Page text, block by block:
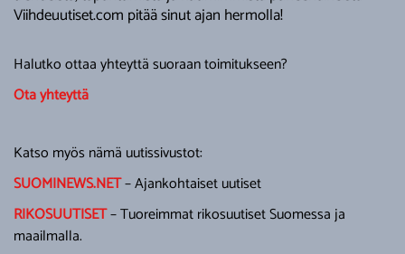
Viihdeuutiset.com pitää sinut ajan hermolla!
Halutko ottaa yhteyttä suoraan toimitukseen?
Ota yhteyttä
Katso myös nämä uutissivustot:
SUOMINEWS.NET– Ajankohtaiset uutiset
RIKOSUUTISET– Tuoreimmat rikosuutiset Suomessa ja
maailmalla.